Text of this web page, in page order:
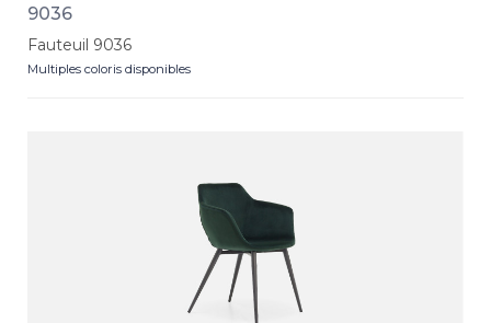
9036
Fauteuil 9036
Multiples coloris disponibles